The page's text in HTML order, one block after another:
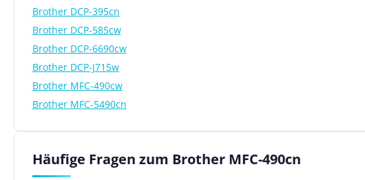
Brother DCP-395cn
Brother DCP-585cw
Brother DCP-6690cw
Brother DCP-J715w
Brother MFC-490cw
Brother MFC-5490cn
Häufige Fragen zum Brother MFC-490cn